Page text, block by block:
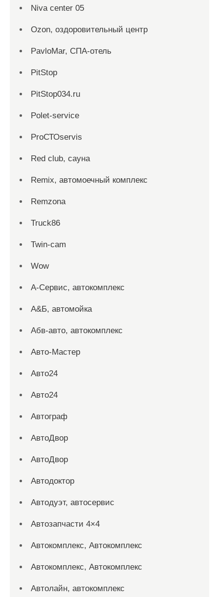
Niva center 05
Ozon, оздоровительный центр
PavloMar, СПА-отель
PitStop
PitStop034.ru
Polet-service
ProСТОservis
Red сlub, сауна
Remix, автомоечный комплекс
Remzona
Truck86
Twin-cam
Wow
А-Сервис, автокомплекс
А&Б, автомойка
Абв-авто, автокомплекс
Авто-Мастер
Авто24
Авто24
Автограф
АвтоДвор
АвтоДвор
Автодоктор
Автодуэт, автосервис
Автозапчасти 4×4
Автокомплекс, Автокомплекс
Автокомплекс, Автокомплекс
Автолайн, автокомплекс